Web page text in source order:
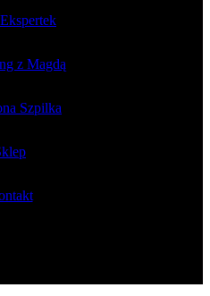
z Magdą
Szpilka